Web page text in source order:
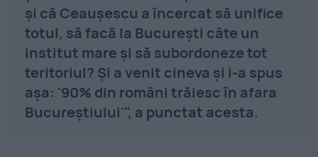
și că Ceaușescu a încercat să unifice
totul, să facă la București câte un
institut mare și să subordoneze tot
teritoriul? Și a venit cineva și i-a spus
așa: '90% din români trăiesc în afara
Bucureștiului'", a punctat acesta.